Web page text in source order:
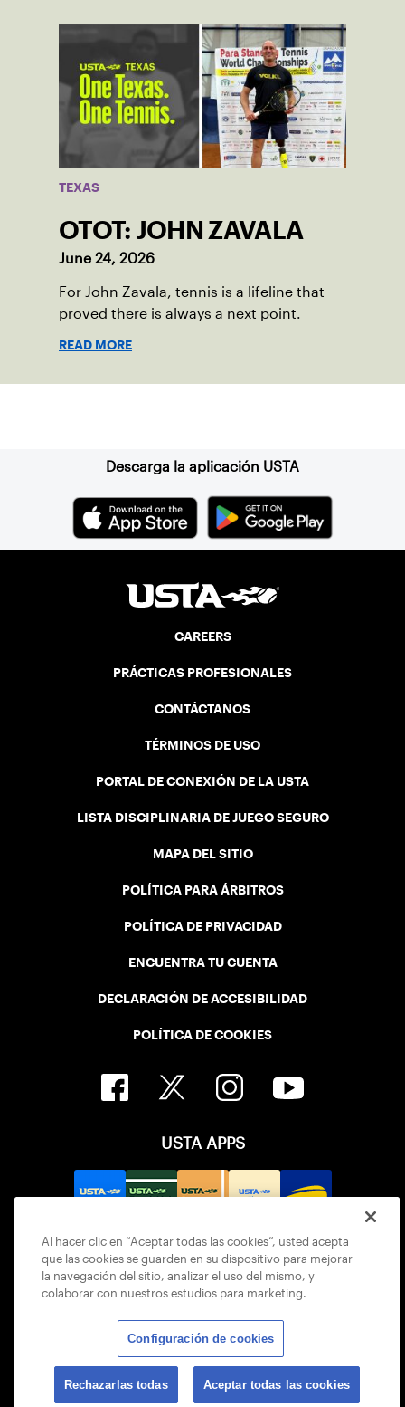
TEXAS
OTOT: JOHN ZAVALA
June 24, 2026
For John Zavala, tennis is a lifeline that
proved there is always a next point.
READ MORE
Descarga la aplicación USTA
CAREERS
PRÁCTICAS PROFESIONALES
CONTÁCTANOS
TÉRMINOS DE USO
PORTAL DE CONEXIÓN DE LA USTA
LISTA DISCIPLINARIA DE JUEGO SEGURO
MAPA DEL SITIO
POLÍTICA PARA ÁRBITROS
POLÍTICA DE PRIVACIDAD
ENCUENTRA TU CUENTA
DECLARACIÓN DE ACCESIBILIDAD
POLÍTICA DE COOKIES
USTA APPS
© 2026 USTA ALL RIGHTS RESERVED
Al hacer clic en “Aceptar todas las cookies”, usted acepta
que las cookies se guarden en su dispositivo para mejorar
la navegación del sitio, analizar el uso del mismo, y
colaborar con nuestros estudios para marketing.
Configuración de cookies
Rechazarlas todas Aceptar todas las cookies